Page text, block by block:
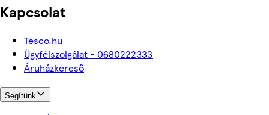
Kapcsolat
Tesco.hu
Ügyfélszolgálat - 0680222333
Áruházkereső
Segítünk